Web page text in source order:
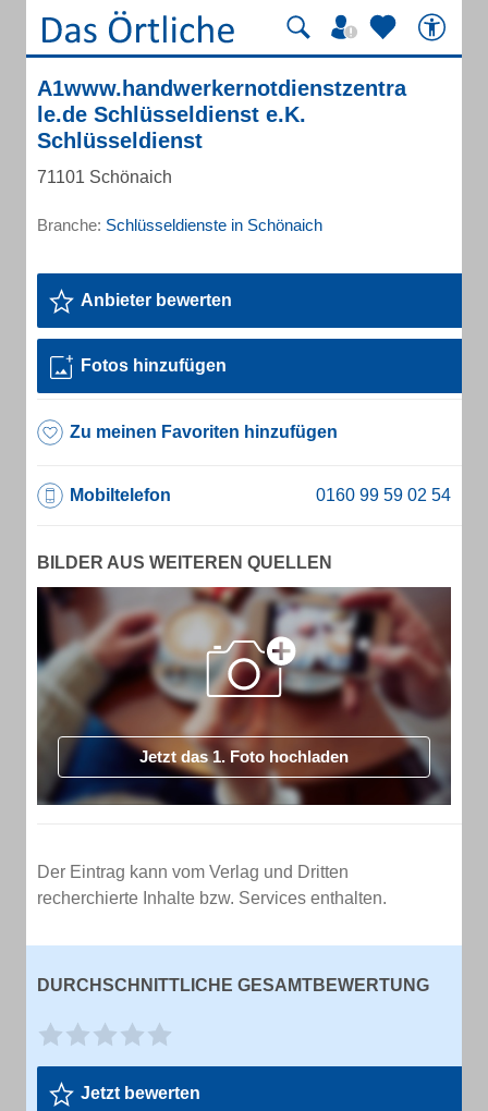
A1www.handwerkernotdienstzentra
le.de Schlüsseldienst e.K.
Schlüsseldienst
71101 Schönaich
Branche: Schlüsseldienste in Schönaich
Anbieter bewerten
Fotos hinzufügen
Zu meinen Favoriten hinzufügen
Mobiltelefon
BILDER AUS WEITEREN QUELLEN
Jetzt das 1. Foto hochladen
Der Eintrag kann vom Verlag und Dritten
recherchierte Inhalte bzw. Services enthalten.
DURCHSCHNITTLICHE GESAMTBEWERTUNG
Jetzt bewerten